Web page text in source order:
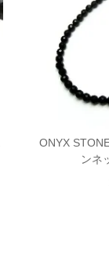
ONYX
ンネ